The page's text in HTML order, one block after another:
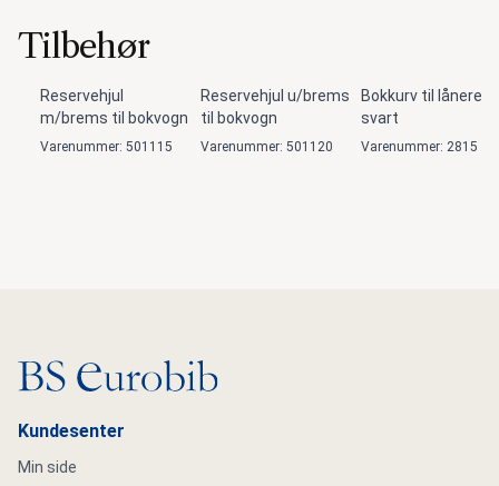
Tilbehør
Reservehjul
m/brems til bokvogn
Varenummer: 501115
Reservehjul u/brems
til bokvogn
Varenummer: 501120
Bokkurv til lånere,
svart
Varenummer: 2815
Gå til hovedsiden
Kundesenter
Min side